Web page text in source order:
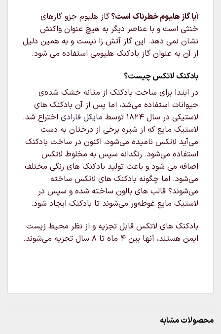
آیا گاز هلیوم خطرناک است؟گاز هلیوم جزو گازهای
خنثی است و با عناصر دیگر به هیچ عنوان واکنش
نشان نمی دهد. این گاز آتش زا نیست و به همین دلیل
از آن به عنوان گاز بادکنک هلیومی استفاده می شود.
بادکنک لاتکس چیست؟
در ابتدا برای ساخت بادکنک از مثانه خشک شده‌ی
حیوانات استفاده می‌شد، اما پس از آن بادکنک های
لاستیکی در سال ۱۸۲۴ توسط
مایکل فارادی اختراع شد.
لاستیک مایع که از شیره برخی از درختان به دست
می‌آید لاتکس نامیده می‌شود، اکنون در ساخت بادکنک
استفاده می‌شود. رنگدانه سپس به مخلوط لاتکس
اضافه می شود و باعث تولید بادکنک های رنگی مختلف
می‌شود. اما چگونه بادکنک های لاتکس ساخته
می‌شوند؟ قالب های بالون ساخته شده و سپس در
لاستیک مایع غوطه‌ور می‌شوند تا بادکنک ایجاد شود.
بادکنک های لاتکس قابل تجزیه و از نظر محیط زیست
ایمن هستند، آنها بین ۴ ماه تا ۸ سال تجزیه می‌شوند.
محصولات مشابه